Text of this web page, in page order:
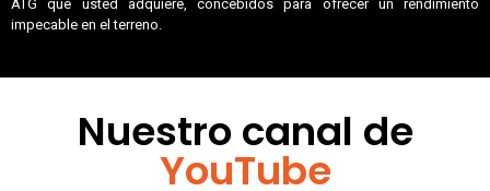
ATG que usted adquiere, concebidos para ofrecer un rendimiento
impecable en el terreno.
Nuestro canal de
YouTube